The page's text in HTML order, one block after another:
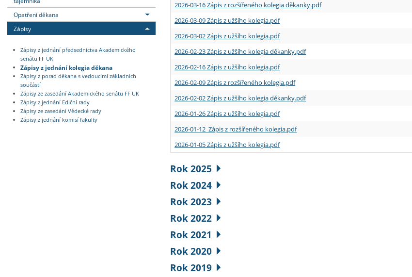
Opatření děkana
Zápisy
Zápisy z jednání předsednictva Akademického
senátu FF UK
Zápisy z jednání kolegia děkana
Zápisy z porad děkana s vedoucími základních
součástí
Zápisy ze zasedání Akademického senátu FF UK
Zápisy z jednání Ediční rady
Zápisy ze zasedání Vědecké rady
Zápisy z jednání komisí fakulty
2026-03-16 Zápis z rozšířeného kolegia děkanky.pdf
2026-03-09 Zápis z užšího kolegia.pdf
2026-03-02 Zápis z užšího kolegia.pdf
2026-02-23 Zápis z užšího kolegia děkanky.pdf
2026-02-16 Zápis z užšího kolegia.pdf
2026-02-09 Zápis z rozšířeného kolegia.pdf
2026-02-02 Zápis z užšího kolegia děkanky.pdf
2026-01-26 Zápis z užšího kolegia.pdf
2026-01-12 Zápis z rozšířeného kolegia.pdf
2026-01-05 Zápis z užšího kolegia.pdf
Rok 2025
Rok 2024
Rok 2023
Rok 2022
Rok 2021
Rok 2020
Rok 2019